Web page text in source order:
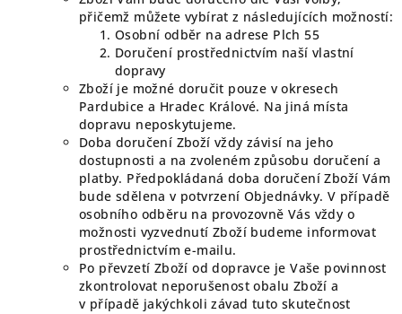
přičemž můžete vybírat z následujících možností:
Osobní odběr na adrese Plch 55
Doručení prostřednictvím naší vlastní
dopravy
Zboží je možné doručit pouze v okresech
Pardubice a Hradec Králové. Na jiná místa
dopravu neposkytujeme.
Doba doručení Zboží vždy závisí na jeho
dostupnosti a na zvoleném způsobu doručení a
platby. Předpokládaná doba doručení Zboží Vám
bude sdělena v potvrzení Objednávky. V případě
osobního odběru na provozovně Vás vždy o
možnosti vyzvednutí Zboží budeme informovat
prostřednictvím e-mailu.
Po převzetí Zboží od dopravce je Vaše povinnost
zkontrolovat neporušenost obalu Zboží a
v případě jakýchkoli závad tuto skutečnost